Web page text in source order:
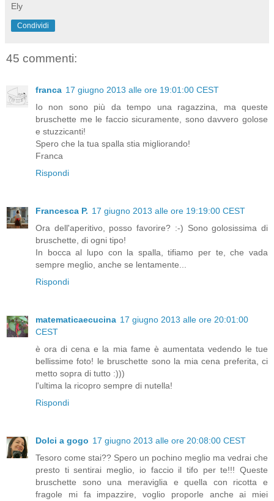
Ely
Condividi
45 commenti:
franca 17 giugno 2013 alle ore 19:01:00 CEST
Io non sono più da tempo una ragazzina, ma queste
bruschette me le faccio sicuramente, sono davvero golose
e stuzzicanti!
Spero che la tua spalla stia migliorando!
Franca
Rispondi
Francesca P. 17 giugno 2013 alle ore 19:19:00 CEST
Ora dell'aperitivo, posso favorire? :-) Sono golosissima di
bruschette, di ogni tipo!
In bocca al lupo con la spalla, tifiamo per te, che vada
sempre meglio, anche se lentamente...
Rispondi
matematicaecucina 17 giugno 2013 alle ore 20:01:00
CEST
è ora di cena e la mia fame è aumentata vedendo le tue
bellissime foto! le bruschette sono la mia cena preferita, ci
metto sopra di tutto :)))
l'ultima la ricopro sempre di nutella!
Rispondi
Dolci a gogo 17 giugno 2013 alle ore 20:08:00 CEST
Tesoro come stai?? Spero un pochino meglio ma vedrai che
presto ti sentirai meglio, io faccio il tifo per te!!! Queste
bruschette sono una meraviglia e quella con ricotta e
fragole mi fa impazzire, voglio proporle anche ai miei